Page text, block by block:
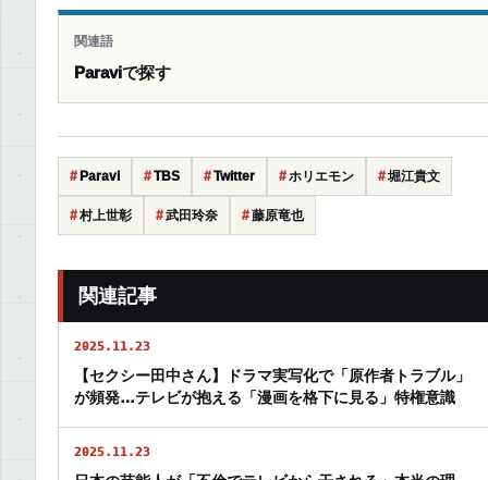
関連語
Paraviで探す
Paravi TBS Twitter ホリエモン 堀江貴文
村上世彰 武田玲奈 藤原竜也
関連記事
2025.11.23
【セクシー田中さん】ドラマ実写化で「原作者トラブル」
が頻発…テレビが抱える「漫画を格下に見る」特権意識
2025.11.23